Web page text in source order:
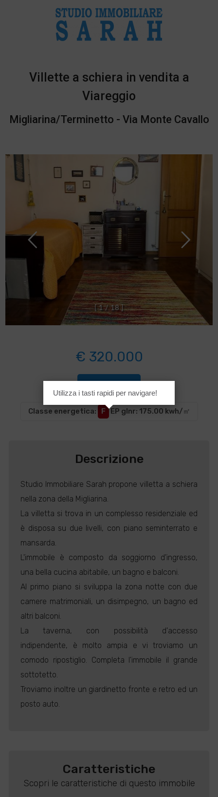
Villette a schiera in vendita a
Viareggio
Migliarina/Terminetto - Via Monte Cavallo
[ 1 / 18 ]
€ 320.000
Cod. VGC669
Classe energetica: F EP glnr: 175.00 kwh/㎡
Descrizione
Studio Immobiliare Sarah propone villetta a schiera
nella zona della Migliarina.
La villetta si trova in un complesso residenziale ed
è disposa su due livelli, con piano seminterrato e
mansarda.
L'immobile è composto da soggiorno d'ingresso,
una bella cucina abitabile, un bagno e balconi.
Al primo piano si sviluppa la zona notte con due
camere matrimoniali, un disimpegno, un bagno ed
altri balconi.
La taverna, con possibilità d'accesso
indipendente, è molto ampia e vi troviamo un
comodo ripostiglio. Completa l'immobile il grande
sottotetto.
Troviamo inoltre un giardinetto fronte e retro ed un
posto auto.
Caratteristiche
Scopri le caratteristiche di questo immobile
Utilizza i tasti rapidi per navigare!